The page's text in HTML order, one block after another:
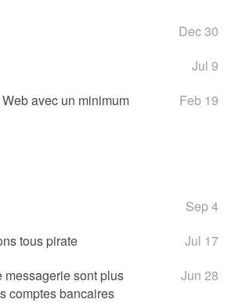
Dec 30
Jul 9
avec un minimum
Feb 19
Sep 4
tous pirate
Jul 17
messagerie sont plus
comptes bancaires
Jun 28